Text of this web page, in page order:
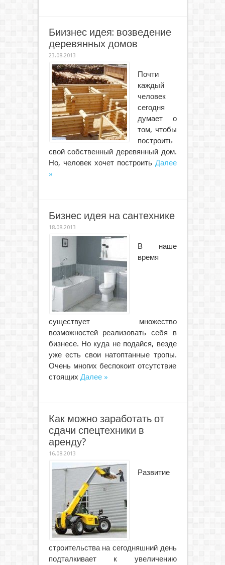
Биизнес идея: возведение
деревянных домов
23.08.2013
Почти
каждый
человек
сегодня
думает о
том, чтобы
построить
свой собственный деревянный дом.
Но, человек хочет построить Далее
»
Бизнес идея на сантехнике
18.08.2013
В наше
время
существует множество
возможностей реализовать себя в
бизнесе. Но куда не подайся, везде
уже есть свои натоптанные тропы.
Очень многих беспокоит отсутствие
стоящих Далее »
Как можно заработать от
сдачи спецтехники в
аренду?
16.08.2013
Развитие
строительства на сегодняшний день
подталкивает к увеличению